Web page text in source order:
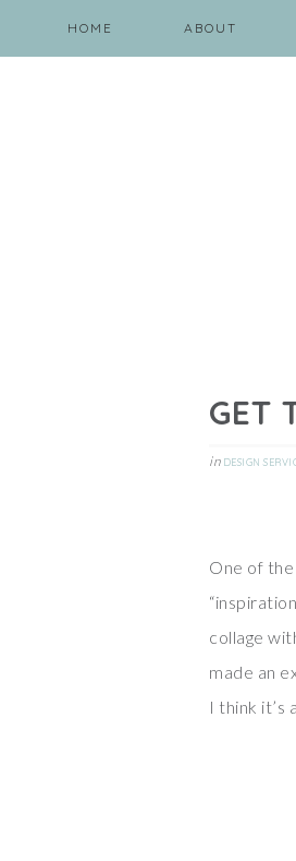
HOME ABOUT
GET
in DESIGN
One of
collage
made an
I think it’s